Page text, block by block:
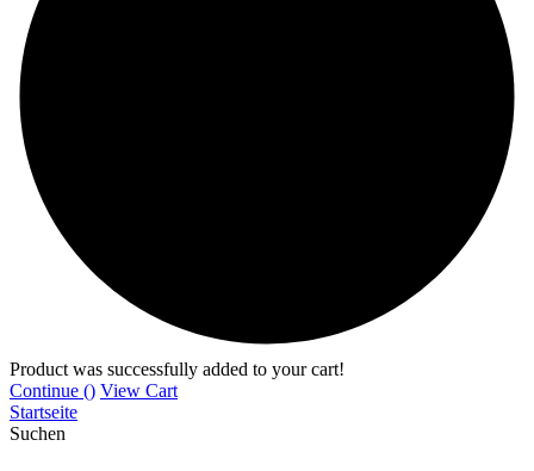
Product was successfully added to your cart!
Continue () View Cart
Startseite
Suchen